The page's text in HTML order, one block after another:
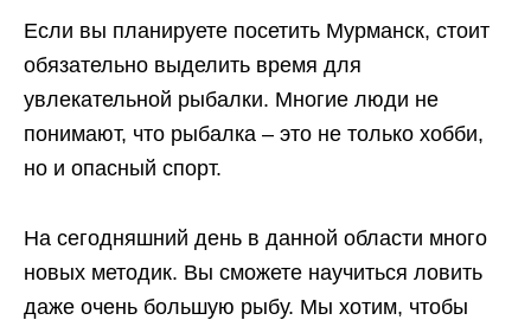
Если вы планируете посетить Мурманск, стоит
обязательно выделить время для
увлекательной рыбалки. Многие люди не
понимают, что рыбалка – это не только хобби,
но и опасный спорт.
На сегодняшний день в данной области много
новых методик. Вы сможете научиться ловить
даже очень большую рыбу. Мы хотим, чтобы